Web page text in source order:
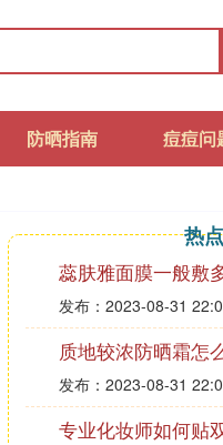
防晒指南 痘痘问
热
蕊肤雅面膜一般敷
发布：2023-08-31
质地较浓防晒霜怎
发布：2023-08-31
专业化妆师如何贴